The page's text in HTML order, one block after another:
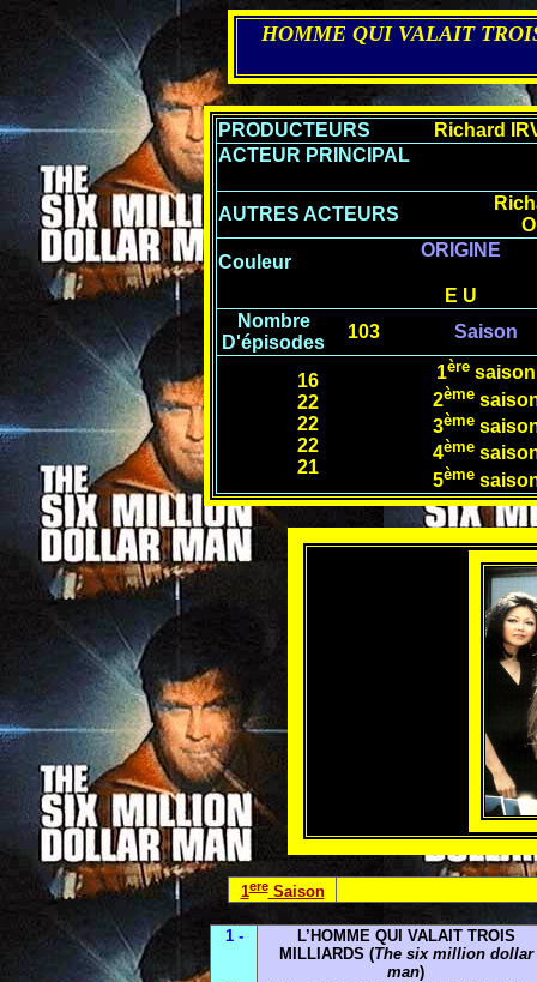
HOMME QUI VALAIT
PRODUCTEURS
Richard
ACTEUR PRINCIPAL
AUTRES ACTEURS
Couleur
ORIGINE
E U
Nombre
D'épisodes
103 Saison
16
22
22
22
21
1ère saison
2ème
3ème
4ème
5ème
1ereSaison
1 -
L’HOMME QUI VALAIT TROIS
MILLIARDS (The six million dollar
man)